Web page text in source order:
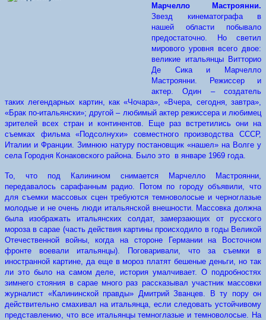
Марчелло Мастроянни.
Звезд кинематографа в
нашей области побывало
предостаточно. Но светил
мирового уровня всего двое:
великие итальянцы Витторио
Де Сика и Марчелло
Мастроянни. Режиссер и
актер. Один – создатель
таких легендарных картин, как «Чочара», «Вчера, сегодня, завтра»,
«Брак по-итальянски»; другой – любимый актер режиссера и любимец
зрителей всех стран и континентов. Еще раз встретились они на
съемках фильма «Подсолнухи» совместного производства СССР,
Италии и Франции. Зимнюю натуру постановщик «нашел» на Волге у
села Городня Конаковского района. Было это в январе 1969 года.
То, что под Калинином снимается Марчелло Мастроянни,
передавалось сарафанным радио. Потом по городу объявили, что
для съемки массовых сцен требуются темноволосые и черноглазые
молодые и не очень люди итальянской внешности. Массовка должна
была изображать итальянских солдат, замерзающих от русского
мороза в сарае (часть действия картины происходило в годы Великой
Отечественной войны, когда на стороне Германии на Восточном
фронте воевали итальянцы). Поговаривали, что за съемки в
иностранной картине, да еще в мороз платят бешеные деньги, но так
ли это было на самом деле, история умалчивает. О подробностях
зимнего стояния в сарае много раз рассказывал участник массовки
журналист «Калининской правды» Дмитрий Званцев. В ту пору он
действительно смахивал на итальянца, если следовать устойчивому
представлению, что все итальянцы темноглазые и темноволосые. На